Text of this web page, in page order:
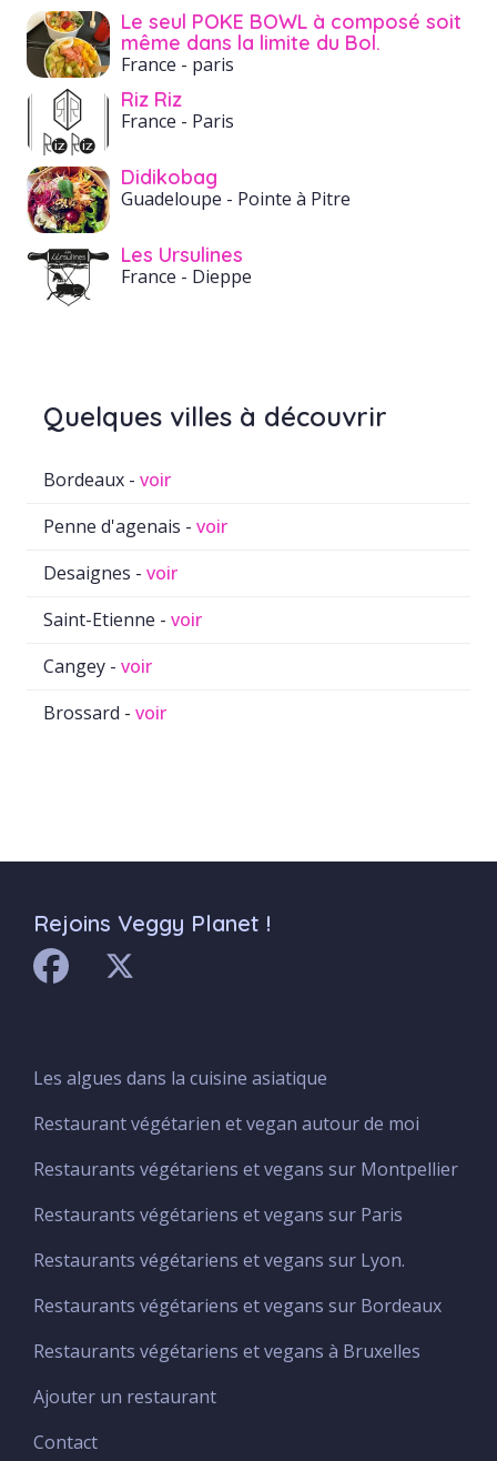
Le seul POKE BOWL à composé soit
même dans la limite du Bol.
France - paris
Riz Riz
France - Paris
Didikobag
Guadeloupe - Pointe à Pitre
Les Ursulines
France - Dieppe
Quelques villes à découvrir
Bordeaux - voir
Penne d'agenais - voir
Desaignes - voir
Saint-Etienne - voir
Cangey - voir
Brossard - voir
Rejoins Veggy Planet !
Menu
Footer
Les algues dans la cuisine asiatique
Restaurant végétarien et vegan autour de moi
Restaurants végétariens et vegans sur Montpellier
Restaurants végétariens et vegans sur Paris
Restaurants végétariens et vegans sur Lyon.
Restaurants végétariens et vegans sur Bordeaux
Restaurants végétariens et vegans à Bruxelles
Menu
footer
Ajouter un restaurant
Contact